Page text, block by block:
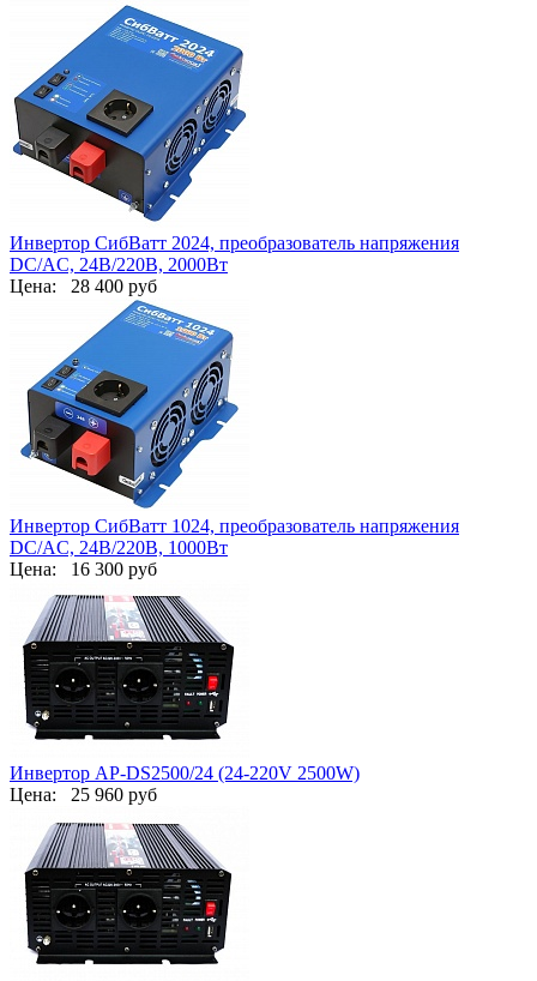
Инвертор СибВатт 2024, преобразователь напряжения
DC/AC, 24В/220В, 2000Вт
Цена: 28 400 руб
Инвертор СибВатт 1024, преобразователь напряжения
DC/AC, 24В/220В, 1000Вт
Цена: 16 300 руб
Инвертор AP-DS2500/24 (24-220V 2500W)
Цена: 25 960 руб